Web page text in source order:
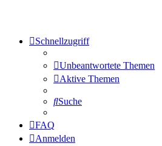
Schnellzugriff
Unbeantwortete Themen
Aktive Themen
Suche
FAQ
Anmelden